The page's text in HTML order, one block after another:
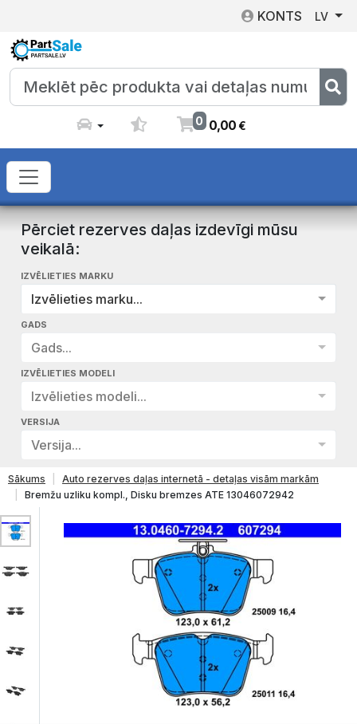
KONTS LV
0 0,00€
Pērciet rezerves daļas izdevīgi mūsu
veikalā:
IZVĒLIETIES MARKU
Izvēlieties marku...
GADS
Gads...
IZVĒLIETIES MODELI
Izvēlieties modeli...
VERSIJA
Versija...
Sākums
Auto rezerves daļas internetā - detaļas visām markām
Bremžu uzliku kompl., Disku bremzes ATE 13046072942